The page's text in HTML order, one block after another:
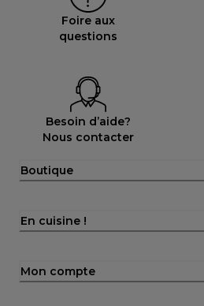
Foire aux
questions
Besoin d’aide?
Nous contacter
Boutique
En cuisine !
Mon compte